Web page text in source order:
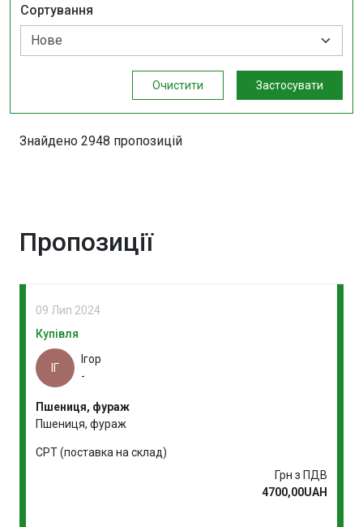
Сортування
Очистити Застосувати
Знайдено 2948 пропозицій
Пропозиції
09 Лип 2024
Купівля
ІГ
Ігор
-
Пшениця, фураж
Пшениця, фураж
CPT (поставка на склад)
Грн з ПДВ
4700,00UAH